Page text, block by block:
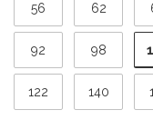
56 62
92 98
122 140